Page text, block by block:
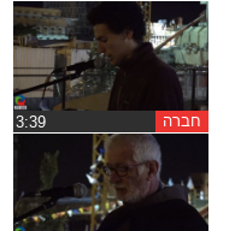
zoom_out
התרחק
remove_circle_outline
Decrease font
חברה